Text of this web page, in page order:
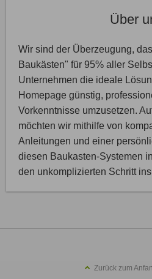
Über
Wir sind der Überzeugung,
Baukästen" für 95% aller
Unternehmen die ideale
Homepage günstig,
Vorkenntnisse umzusetzen.
möchten wir mithilfe von
Anleitungen und einer
diesen Baukasten-Systemen
den unkomplizierten Schritt
Zurück zum